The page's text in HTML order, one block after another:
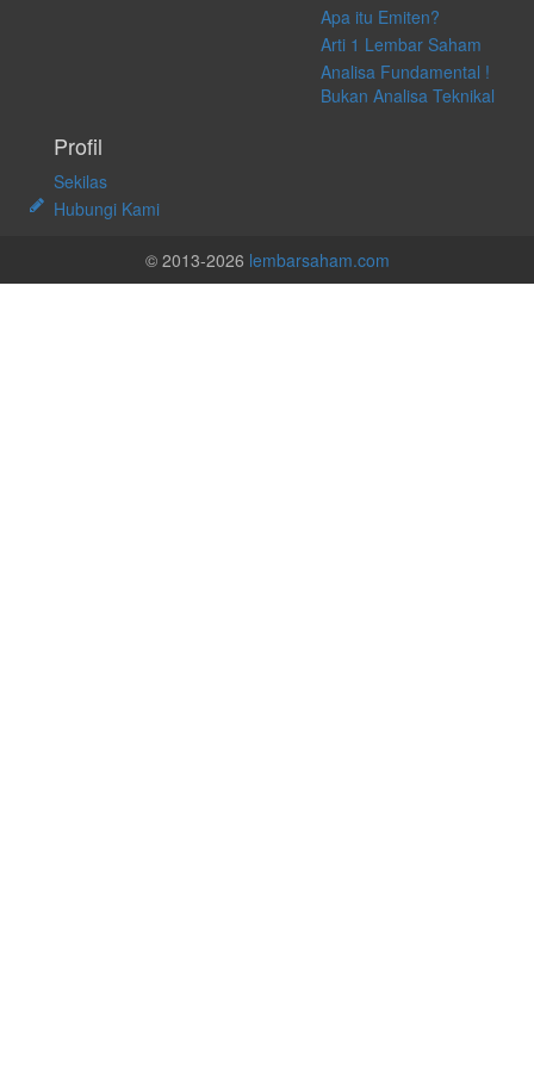
Apa itu Emiten?
Arti 1 Lembar Saham
Analisa Fundamental !
Bukan Analisa Teknikal
Profil
Sekilas
Hubungi Kami
© 2013-2026 lembarsaham.com